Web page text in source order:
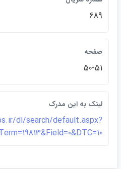
689
صفحه
50-51
لينک به اين مدرک
dl/search/default.aspx?